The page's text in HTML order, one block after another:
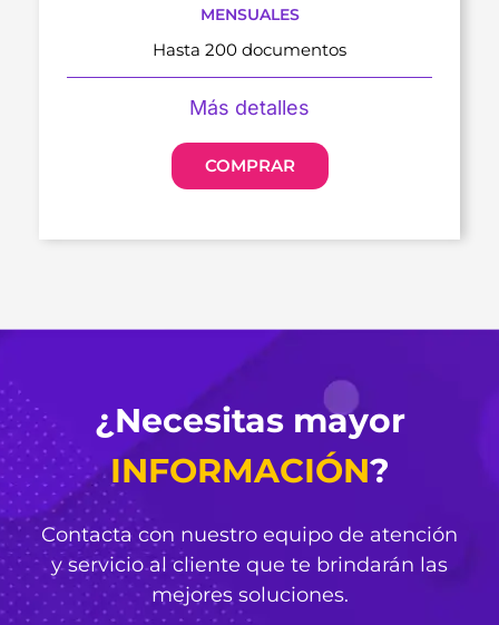
MENSUALES
Hasta 200 documentos
Más detalles
COMPRAR
¿Necesitas mayor
INFORMACIÓN?
Contacta con nuestro equipo de atención
y servicio al cliente que te brindarán las
mejores soluciones.